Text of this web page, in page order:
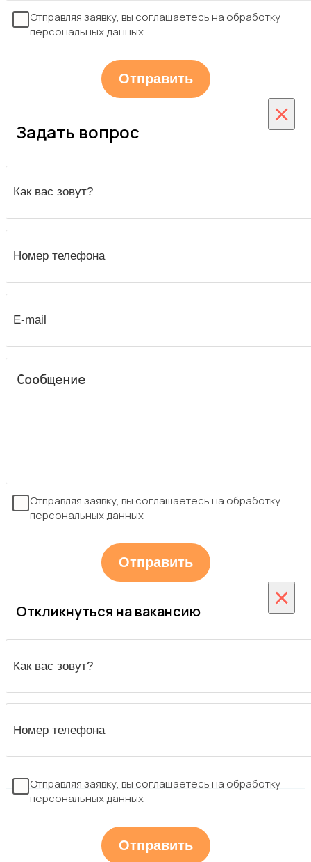
Отправляя заявку, вы соглашаетесь на обработку
персональных данных
×
Задать вопрос
Отправляя заявку, вы соглашаетесь на обработку
персональных данных
×
Откликнуться на вакансию
Отправляя заявку, вы соглашаетесь на обработку
персональных данных